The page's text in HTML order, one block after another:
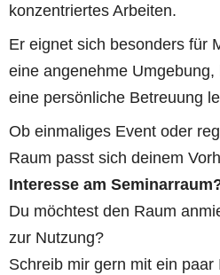
konzentriertes Arbeiten.
Er eignet sich besonders für
eine angenehme
eine persönliche Betreuung
Ob einmaliges Event oder
Raum passt sich deinem
Interesse am
Du möchtest den Raum
zur Nutzung?
Schreib mir gern mit ein paar